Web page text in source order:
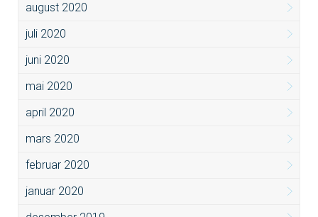
august 2020
juli 2020
juni 2020
mai 2020
april 2020
mars 2020
februar 2020
januar 2020